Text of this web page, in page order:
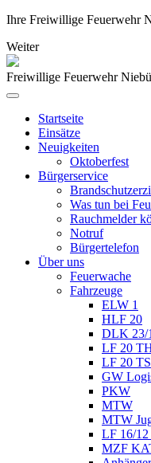
Ihre Freiwillige Feuerwehr
Weiter
Freiwillige Feuerwehr
Startseite
Einsätze
Neuigkeiten
Oktoberfest
Bürgerservice
Was tun bei
Rauchmelder
Notruf
Bürgertelefon
Über uns
Feuerwache
Fahrzeuge
ELW 1
HLF 20
DLK 23/
LF 20
LF 20 TS
GW
PKW
MTW
MTW
LF 16/12
MZF